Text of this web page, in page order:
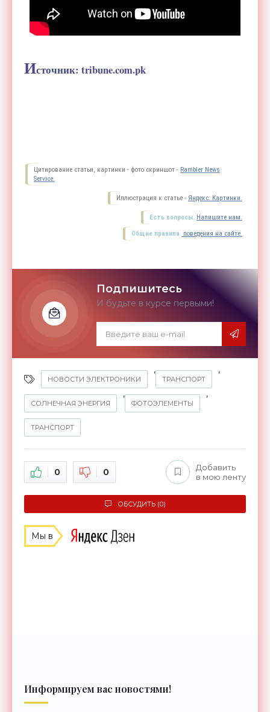
Источник: tribune.com.pk
Цитирование статьи, картинки - фото скриншот - Rambler News
Service.
Иллюстрация к статье - Яндекс. Картинки.
Есть вопросы. Напишите нам.
Общие правила поведения на сайте.
Подпишитесь
И будьте в курсе первыми!
НОВОСТИ ЭЛЕКТРОНИКИ
,
ТРАНСПОРТ
,
СОЛНЕЧНАЯ ЭНЕРГИЯ
,
ФОТОЭЛЕМЕНТЫ
,
ТРАНСПОРТ
0 0
Добавить
в мою ленту
ОБСУДИТЬ (0)
Мы в
Информируем вас новостями!